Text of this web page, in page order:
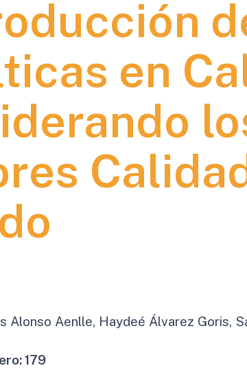
en
Alonso Aenlle, Haydeé Álvarez Goris,
179